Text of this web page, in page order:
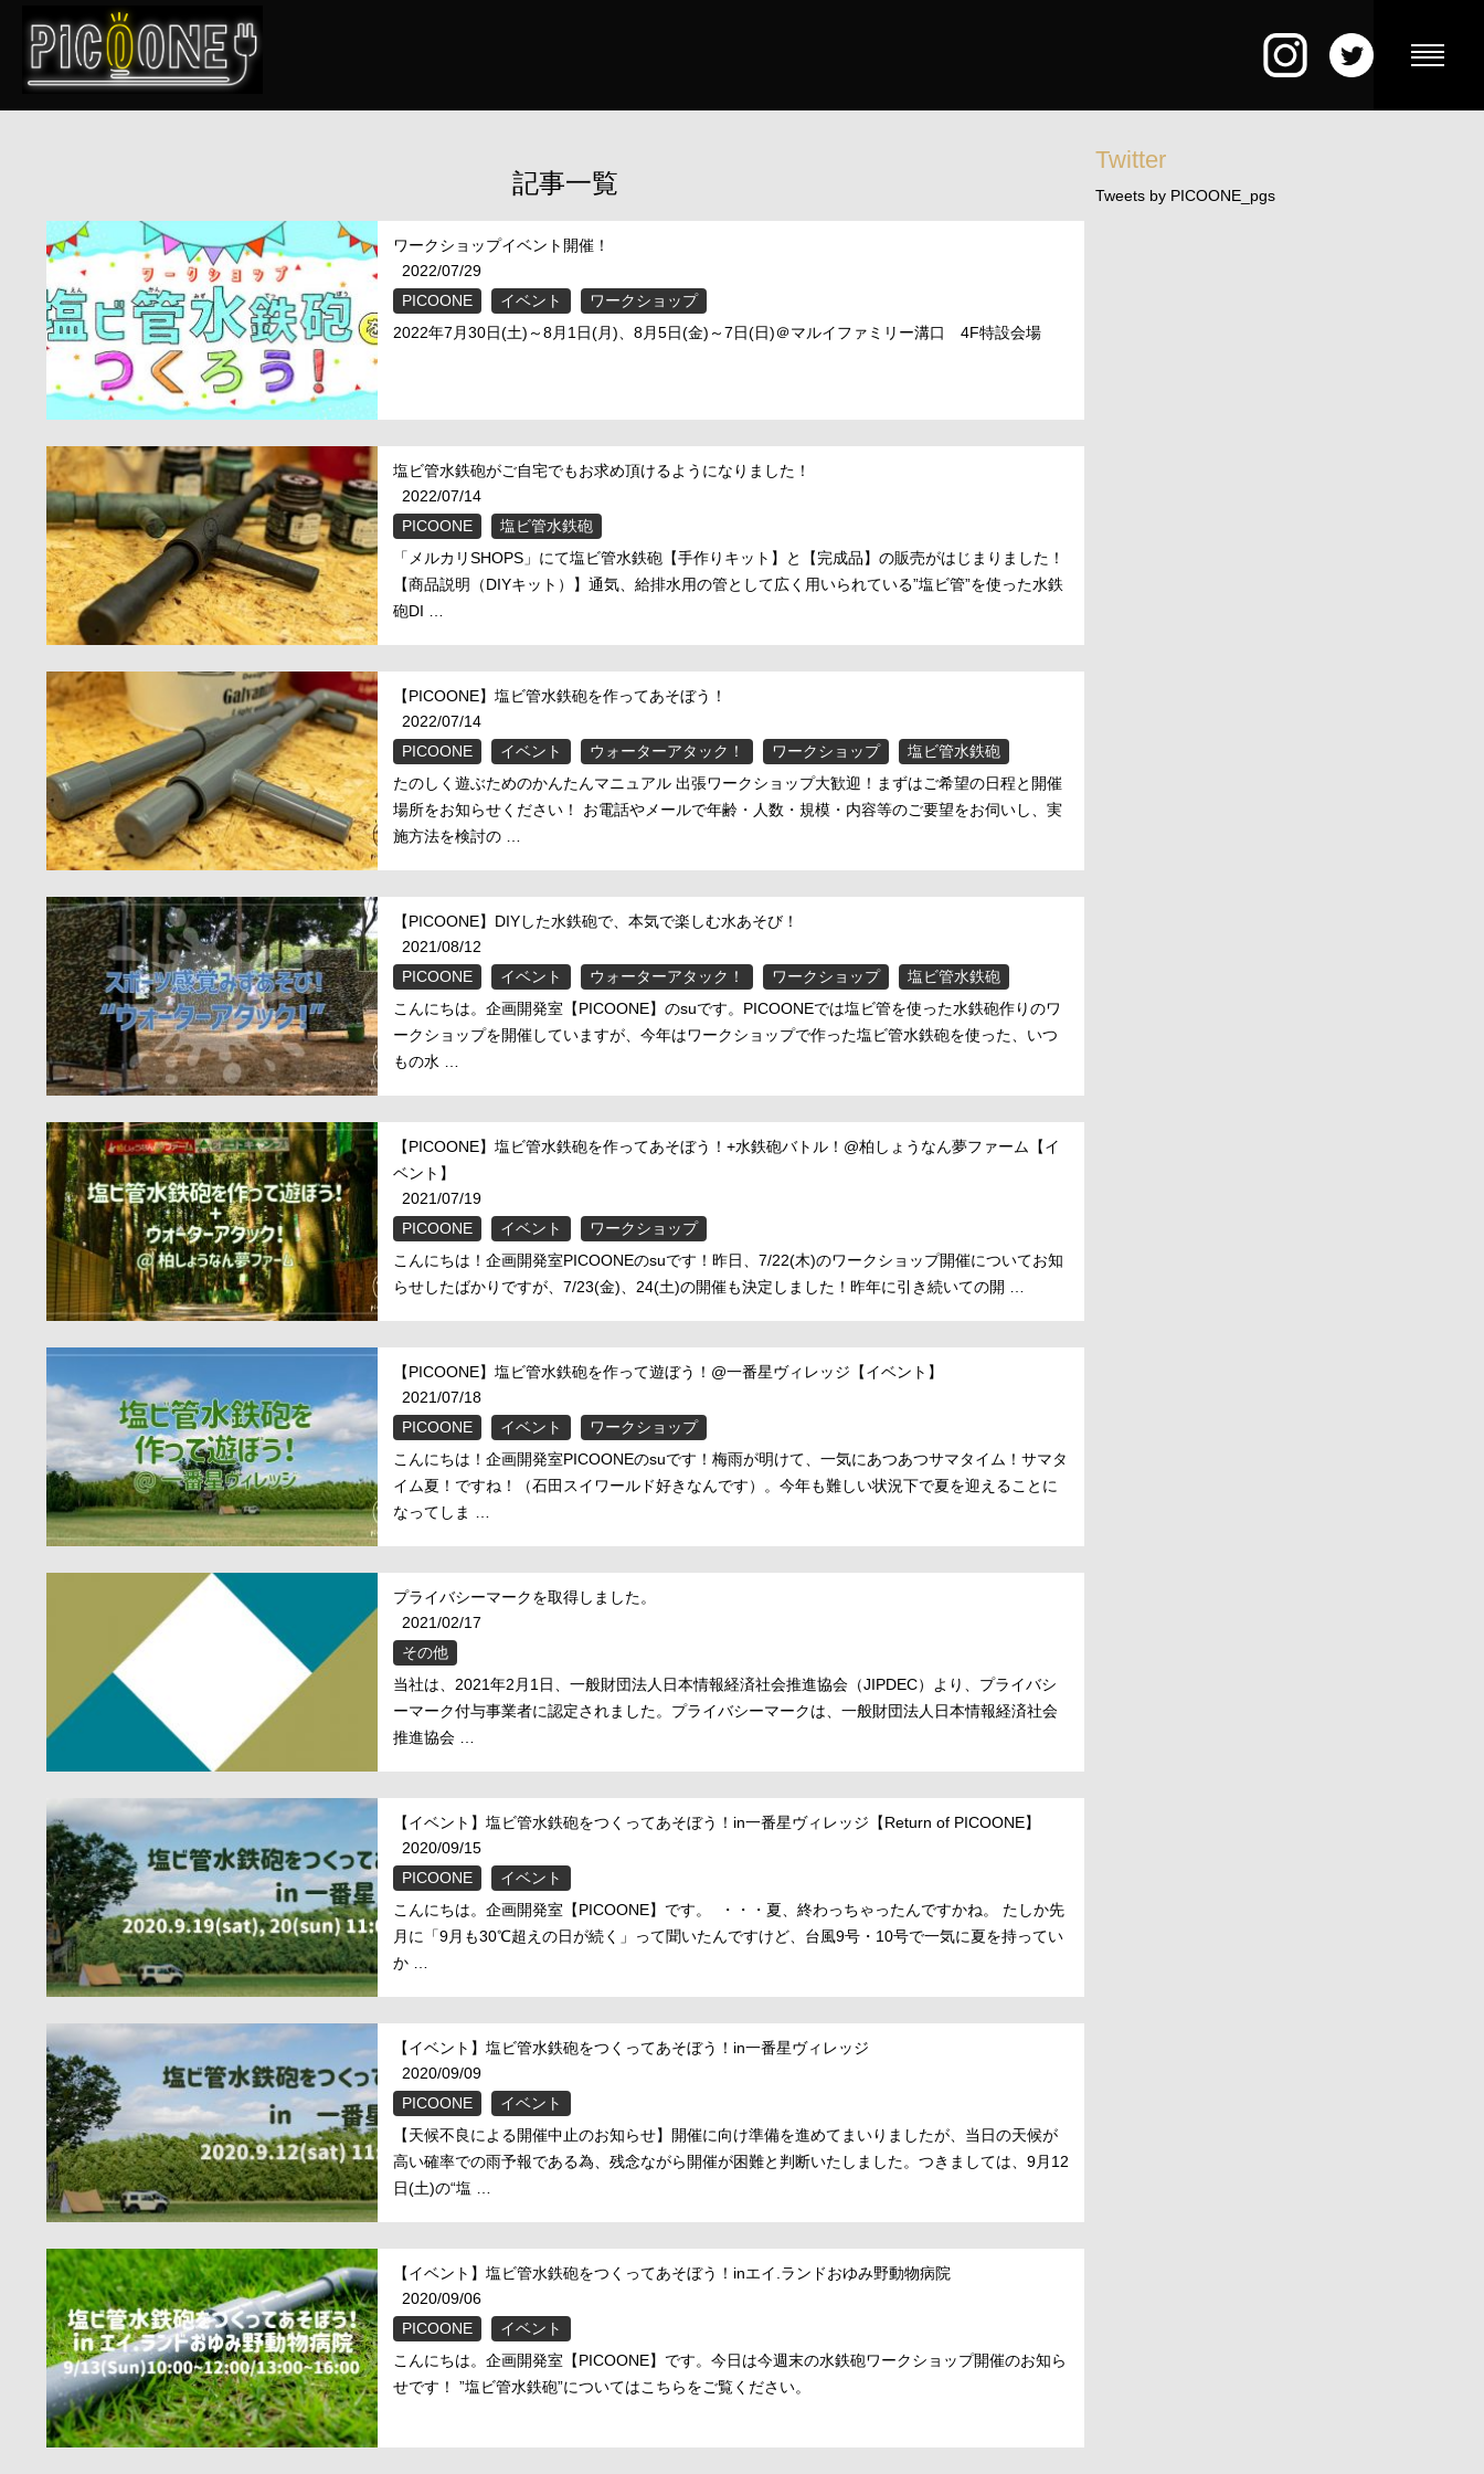
記事一覧
ワークショップイベント開催！
2022/07/29
PICOONE
イベント
ワークショップ
2022年7月30日(土)～8月1日(月)、8月5日(金)～7日(日)＠マルイファミリー溝口 4F特設会場
塩ビ管水鉄砲がご自宅でもお求め頂けるようになりました！
2022/07/14
PICOONE
塩ビ管水鉄砲
「メルカリSHOPS」にて塩ビ管水鉄砲【手作りキット】と【完成品】の販売がはじまりました！
【商品説明（DIYキット）】通気、給排水用の管として広く用いられている”塩ビ管”を使った水鉄
砲DI …
【PICOONE】塩ビ管水鉄砲を作ってあそぼう！
2022/07/14
PICOONE
イベント ウォーターアタック！ ワークショップ
塩ビ管水鉄砲
たのしく遊ぶためのかんたんマニュアル 出張ワークショップ大歓迎！まずはご希望の日程と開催
場所をお知らせください！ お電話やメールで年齢・人数・規模・内容等のご要望をお伺いし、実
施方法を検討の …
【PICOONE】DIYした水鉄砲で、本気で楽しむ水あそび！
2021/08/12
PICOONE
イベント ウォーターアタック！ ワークショップ
塩ビ管水鉄砲
こんにちは。企画開発室【PICOONE】のsuです。PICOONEでは塩ビ管を使った水鉄砲作りのワ
ークショップを開催していますが、今年はワークショップで作った塩ビ管水鉄砲を使った、いつ
もの水 …
【PICOONE】塩ビ管水鉄砲を作ってあそぼう！+水鉄砲バトル！@柏しょうなん夢ファーム【イ
ベント】
2021/07/19
PICOONE
イベント
ワークショップ
こんにちは！企画開発室PICOONEのsuです！昨日、7/22(木)のワークショップ開催についてお知
らせしたばかりですが、7/23(金)、24(土)の開催も決定しました！昨年に引き続いての開 …
【PICOONE】塩ビ管水鉄砲を作って遊ぼう！@一番星ヴィレッジ【イベント】
2021/07/18
PICOONE
イベント
ワークショップ
こんにちは！企画開発室PICOONEのsuです！梅雨が明けて、一気にあつあつサマタイム！サマタ
イム夏！ですね！（石田スイワールド好きなんです）。今年も難しい状況下で夏を迎えることに
なってしま …
プライバシーマークを取得しました。
2021/02/17
その他
当社は、2021年2月1日、一般財団法人日本情報経済社会推進協会（JIPDEC）より、プライバシ
ーマーク付与事業者に認定されました。プライバシーマークは、一般財団法人日本情報経済社会
推進協会 …
【イベント】塩ビ管水鉄砲をつくってあそぼう！in一番星ヴィレッジ【Return of PICOONE】
2020/09/15
PICOONE
イベント
こんにちは。企画開発室【PICOONE】です。 ・・・夏、終わっちゃったんですかね。 たしか先
月に「9月も30℃超えの日が続く」って聞いたんですけど、台風9号・10号で一気に夏を持ってい
か …
【イベント】塩ビ管水鉄砲をつくってあそぼう！in一番星ヴィレッジ
2020/09/09
PICOONE
イベント
【天候不良による開催中止のお知らせ】開催に向け準備を進めてまいりましたが、当日の天候が
高い確率での雨予報である為、残念ながら開催が困難と判断いたしました。つきましては、9月12
日(土)の“塩 …
【イベント】塩ビ管水鉄砲をつくってあそぼう！inエイ.ランドおゆみ野動物病院
2020/09/06
PICOONE
イベント
こんにちは。企画開発室【PICOONE】です。今日は今週末の水鉄砲ワークショップ開催のお知ら
せです！ ”塩ビ管水鉄砲”についてはこちらをご覧ください。
Twitter
Tweets by PICOONE_pgs